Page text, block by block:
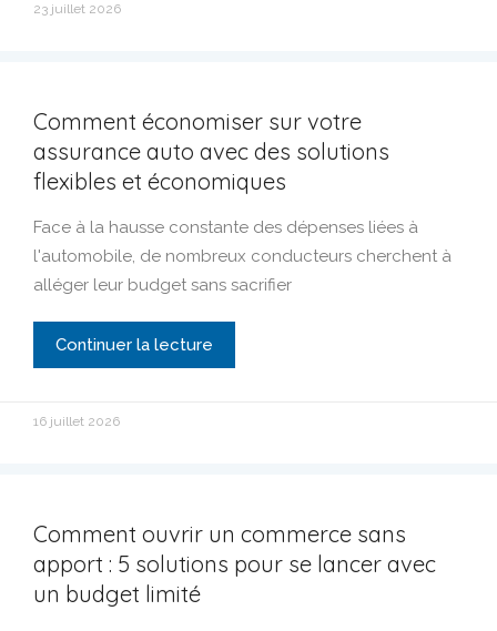
23 juillet 2026
Comment économiser sur votre
assurance auto avec des solutions
flexibles et économiques
Face à la hausse constante des dépenses liées à
l'automobile, de nombreux conducteurs cherchent à
alléger leur budget sans sacrifier
Continuer la lecture
16 juillet 2026
Comment ouvrir un commerce sans
apport : 5 solutions pour se lancer avec
un budget limité